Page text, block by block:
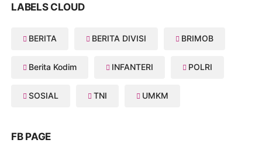
LABELS CLOUD
BERITA BERITA DIVISI BRIMOB
Berita Kodim INFANTERI POLRI
SOSIAL TNI UMKM
FB PAGE